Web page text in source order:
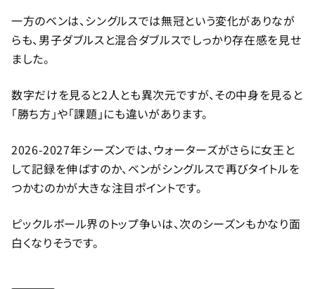
一方のベンは、シングルスでは無冠という変化がありなが
らも、男子ダブルスと混合ダブルスでしっかり存在感を見せ
ました。
数字だけを見ると2人とも異次元ですが、その中身を見ると
「勝ち方」や「課題」にも違いがあります。
2026-2027年シーズンでは、ウォーターズがさらに女王と
して記録を伸ばすのか、ベンがシングルスで再びタイトルを
つかむのかが大きな注目ポイントです。
ピックルボール界のトップ争いは、次のシーズンもかなり面
白くなりそうです。